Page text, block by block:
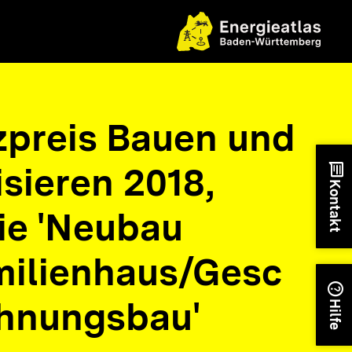
Bauen und
2018,
'Neubau
Gesc
chat
Kontakt
help
Hilfe